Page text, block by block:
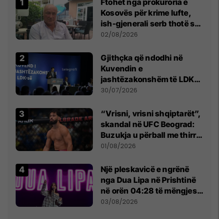
Kosovës për krime lufte,
ish-gjenerali serb thotë se
dikush e tradhtoi në
02/08/2026
Gjithçka që ndodhi në
Kuvendin e
jashtëzakonshëm të LDK-
së
30/07/2026
“Vrisni, vrisni shqiptarët”,
skandal në UFC Beograd:
Buzukja u përball me thirrje
anti-shqiptare nga
01/08/2026
Një pleskavicë e ngrënë
nga Dua Lipa në Prishtinë
në orën 04:28 të mëngjesit
- dhe bota digjitale serbe
03/08/2026